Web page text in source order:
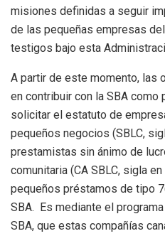
misiones definidas a seguir
de las pequeñas empresas
testigos bajo esta
A partir de este momento, las
en contribuir con la SBA
solicitar el estatuto de
pequeños negocios (SBLC,
prestamistas sin ánimo de
comunitaria (CA SBLC, sigla
pequeños préstamos de tipo
SBA. Es mediante el
SBA, que estas compañías